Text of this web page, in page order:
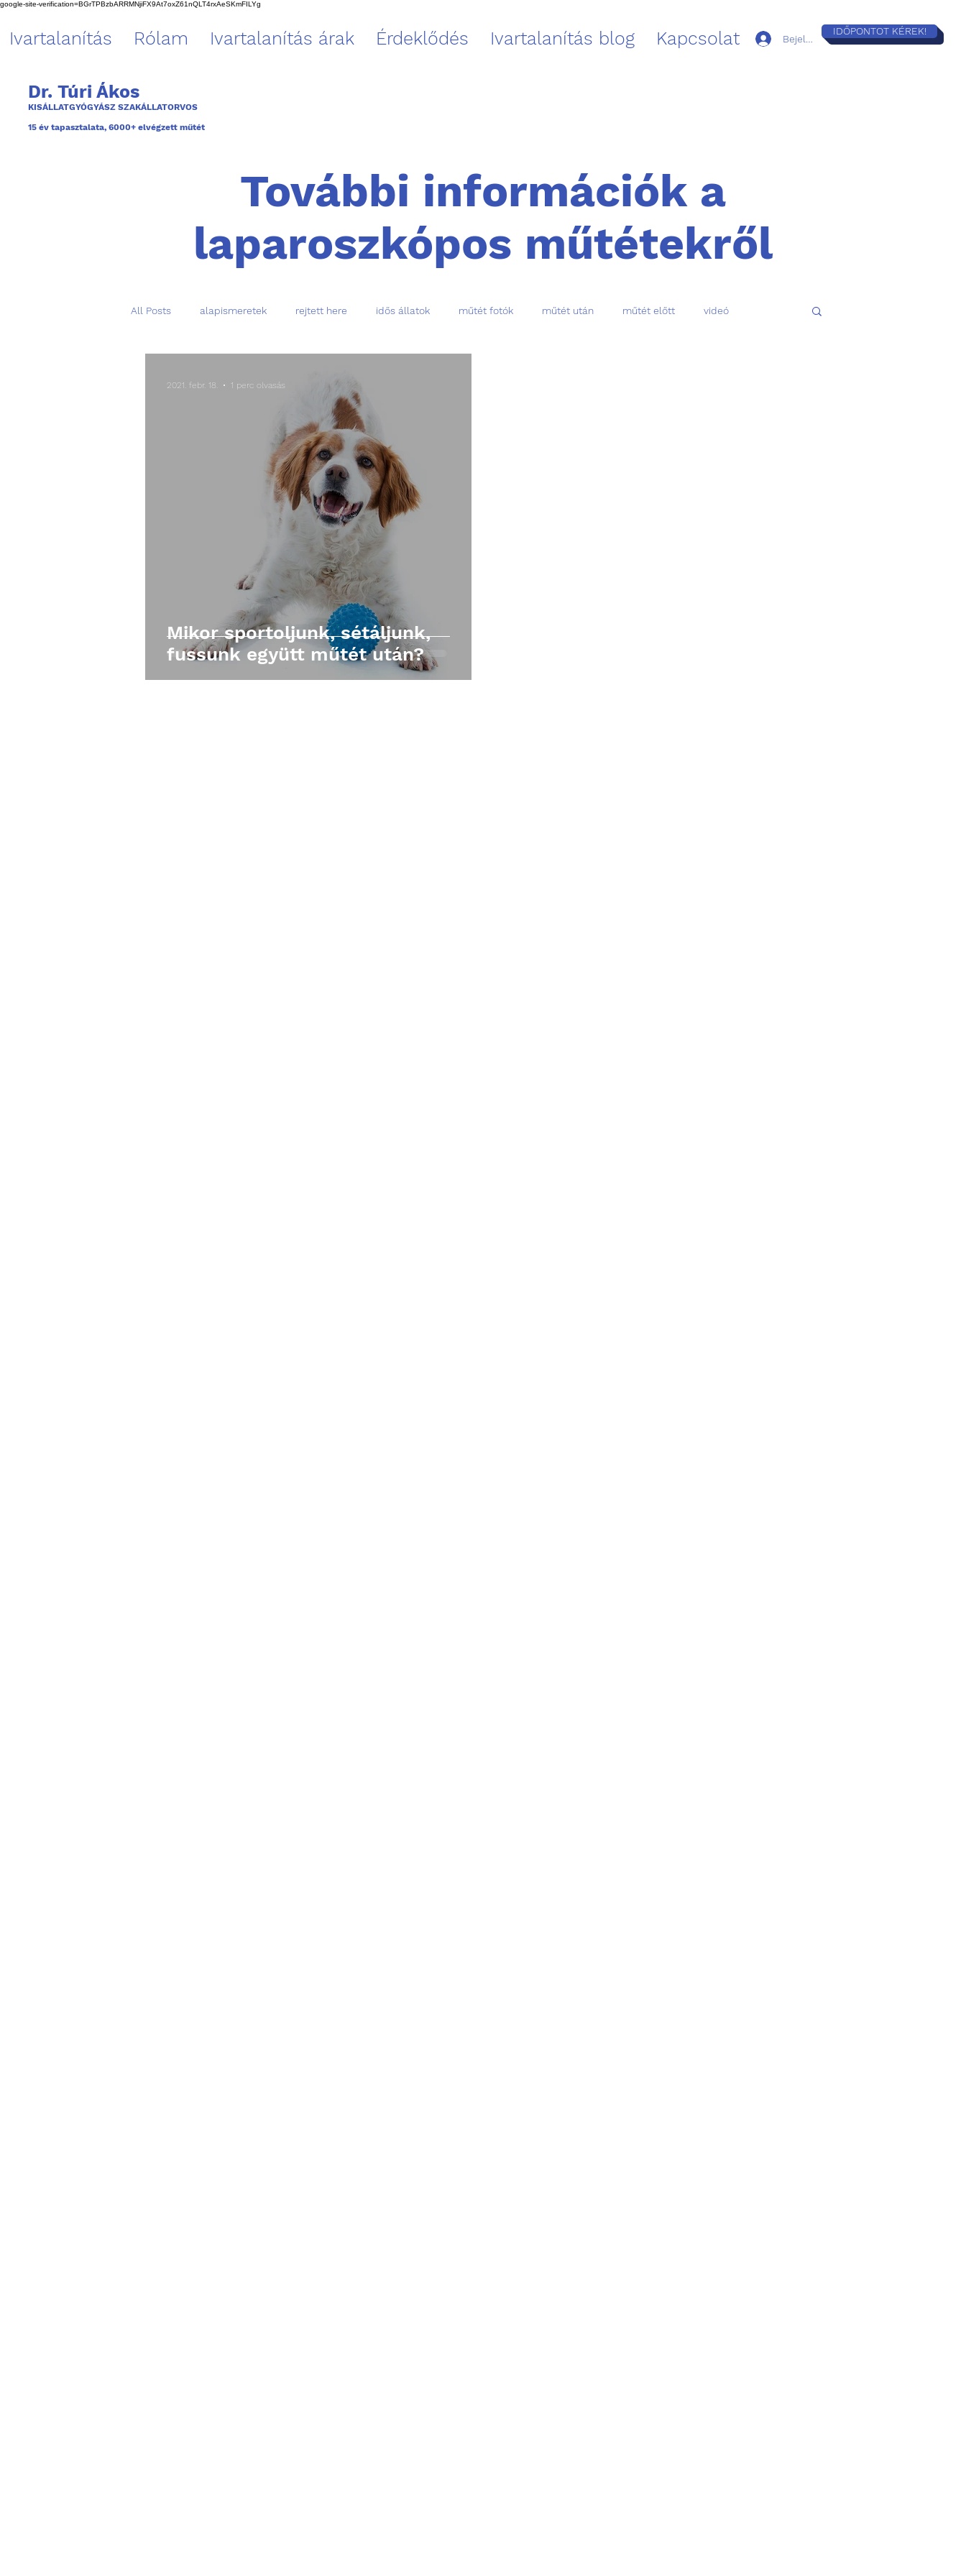
google-site-verification=BGrTPBzbARRMNjiFX9At7oxZ61nQLT4rxAeSKmFILYg
Dr. Túri Ákos
KISÁLLATGYÓGYÁSZ SZAKÁLLATORVOS
15 év tapasztalata, 6000+ elvégzett műtét
IDŐPONTOT KÉREK!
Ivartalanítás Rólam Ivartalanítás árak Érdeklődés Ivartalanítás blog Kapcsolat Bejelentkezés
További információk a
laparoszkópos műtétekről
All Posts alapismeretek rejtett here idős állatok műtét fotók műtét után műtét előtt videó
Mikor sportoljunk, sétáljunk,
fussunk együtt műtét után?
2021. febr. 18. 1 perc olvasás